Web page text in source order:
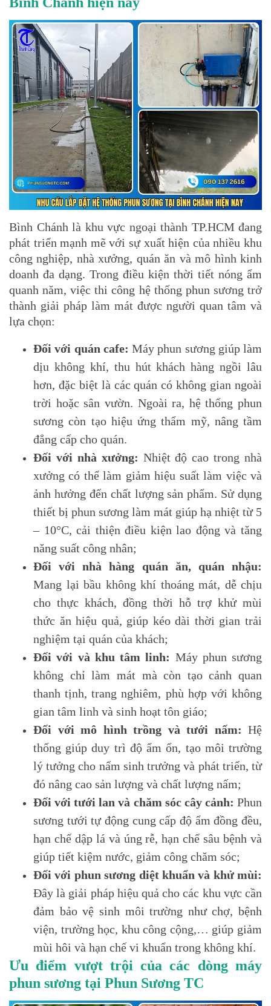
Bình Chánh là khu vực ngoại thành TP.HCM đang
phát triển mạnh mẽ với sự xuất hiện của nhiều khu
công nghiệp, nhà xưởng, quán ăn và mô hình kinh
doanh đa dạng. Trong điều kiện thời tiết nóng ẩm
quanh năm, việc thi công hệ thống phun sương trở
thành giải pháp làm mát được người quan tâm và
lựa chọn:
Đối với quán cafe: Máy phun sương giúp làm
dịu không khí, thu hút khách hàng ngồi lâu
hơn, đặc biệt là các quán có không gian ngoài
trời hoặc sân vườn. Ngoài ra, hệ thống phun
sương còn tạo hiệu ứng thẩm mỹ, nâng tầm
đẳng cấp cho quán.
Đối với nhà xưởng: Nhiệt độ cao trong nhà
xưởng có thể làm giảm hiệu suất làm việc và
ảnh hưởng đến chất lượng sản phẩm. Sử dụng
thiết bị phun sương làm mát giúp hạ nhiệt từ 5
– 10°C, cải thiện điều kiện lao động và tăng
năng suất công nhân;
Đối với nhà hàng quán ăn, quán nhậu:
Mang lại bầu không khí thoáng mát, dễ chịu
cho thực khách, đồng thời hỗ trợ khử mùi
thức ăn hiệu quả, giúp kéo dài thời gian trải
nghiệm tại quán của khách;
Đối với và khu tâm linh: Máy phun sương
không chỉ làm mát mà còn tạo cảnh quan
thanh tịnh, trang nghiêm, phù hợp với không
gian tâm linh và sinh hoạt tôn giáo;
Đối với mô hình trồng và tưới nấm: Hệ
thống giúp duy trì độ ẩm ổn, tạo môi trường
lý tưởng cho nấm sinh trưởng và phát triển, từ
đó nâng cao sản lượng và chất lượng nấm;
Đối với tưới lan và chăm sóc cây cảnh: Phun
sương tưới tự động cung cấp độ ẩm đồng đều,
hạn chế dập lá và úng rễ, hạn chế sâu bệnh và
giúp tiết kiệm nước, giảm công chăm sóc;
Đối với phun sương diệt khuẩn và khử mùi:
Đây là giải pháp hiệu quả cho các khu vực cần
đảm bảo vệ sinh môi trường như chợ, bệnh
viện, trường học, khu công cộng,… giúp giảm
mùi hôi và hạn chế vi khuẩn trong không khí.
Ưu điểm vượt trội của các dòng máy
phun sương tại Phun Sương TC